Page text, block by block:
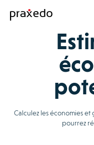
Calculez les économies
pourrez